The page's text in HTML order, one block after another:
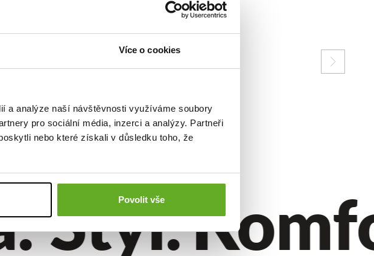
Více o cookies
a analýze naší návštěvnosti využíváme soubory
pro sociální média, inzerci a analýzy. Partneři
nebo které získali v důsledku toho, že
Povolit vše
Štýl.